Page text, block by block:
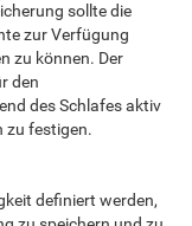
sollte die
zur Verfügung
zu können. Der
den
des Schlafes aktiv
zu festigen.
definiert werden,